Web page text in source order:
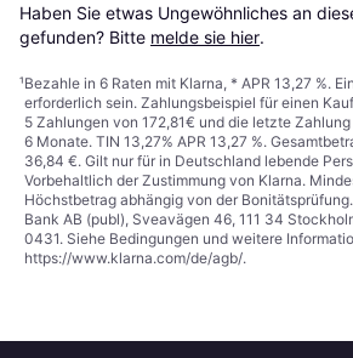
Haben Sie etwas Ungewöhnliches an
gefunden? Bitte melde sie hier.
¹Bezahle in 6 Raten mit Klarna, * APR 13,27 %.
erforderlich sein. Zahlungsbeispiel für einen
5 Zahlungen von 172,81€ und die letzte
6 Monate. TIN 13,27% APR 13,27 %.
36,84 €. Gilt nur für in Deutschland lebende
Vorbehaltlich der Zustimmung von Klarna.
Höchstbetrag abhängig von der
Bank AB (publ), Sveavägen 46, 111 34
0431. Siehe Bedingungen und weitere
https://www.klarna.com/de/agb/.